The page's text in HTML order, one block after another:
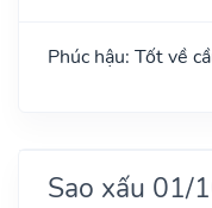
Phúc hậu: Tốt về
Sao xấu 01/